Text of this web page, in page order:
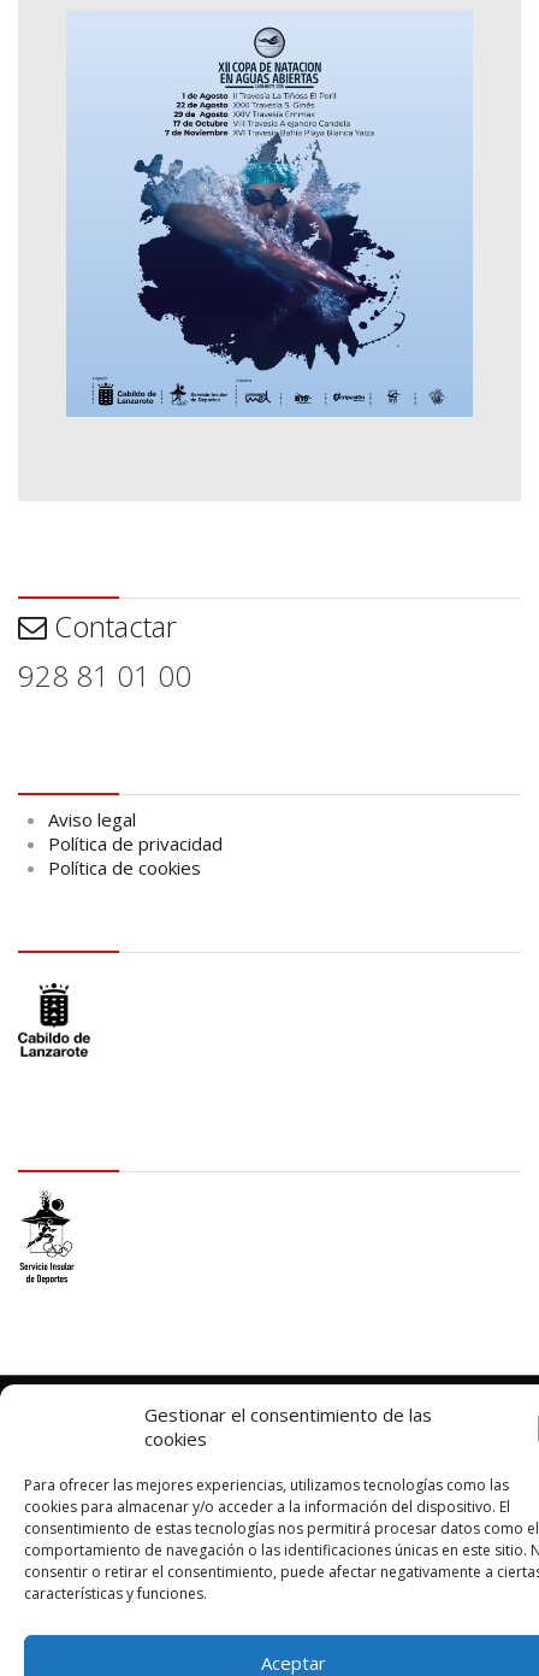
Gestionar el consentimiento de las
cookies
Para ofrecer las mejores experiencias, utilizamos tecnologías como las
cookies para almacenar y/o acceder a la información del dispositivo. El
consentimiento de estas tecnologías nos permitirá procesar datos como el
comportamiento de navegación o las identificaciones únicas en este sitio.
consentir o retirar el consentimiento, puede afectar negativamente a
características y funciones.
Aceptar
Contactar
928 81 01 00
Aviso legal
Política de privacidad
Política de cookies
Diseño web por